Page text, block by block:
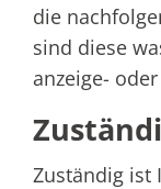
die
sind diese
anzeige-
Zuständig ist